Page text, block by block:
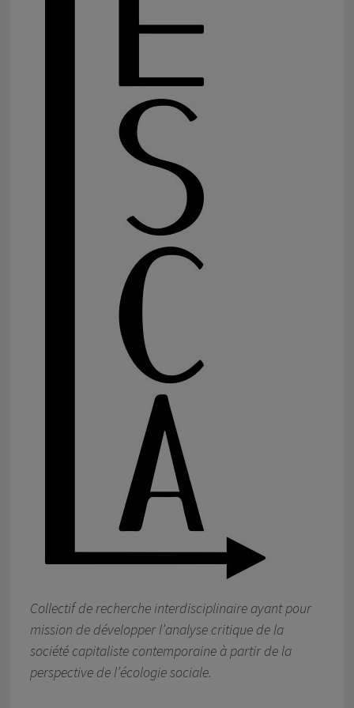
Collectif de recherche interdisciplinaire ayant pour
mission de développer l’analyse critique de la
société capitaliste contemporaine à partir de la
perspective de l’écologie sociale.